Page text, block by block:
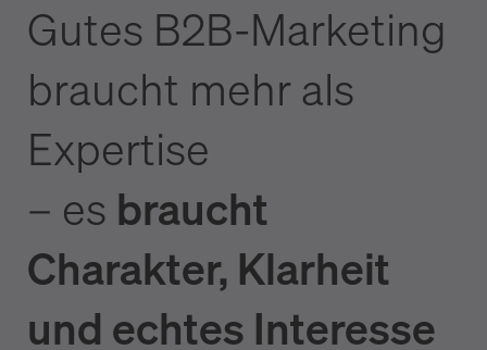
Gutes B2B-Marketing
braucht mehr als
Expertise
– es braucht
Charakter, Klarheit
und echtes Interesse